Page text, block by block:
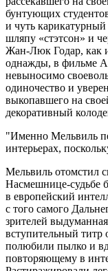
бунтующих
и чуть
шляпу «стэтсон» и
Жан-Люк Годар, как
однажды, в фильме
невыносимо
одиночество и
выкопавшего на
декоративный
Именно Мельвиль
интерьерах,
Мельвиль отомстил
Насмешнице-судьбе
в европейский
с того самого
зрителей
вступительный
полюбили пылко и
повторяющему в